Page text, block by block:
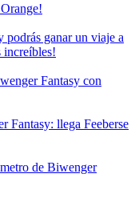
podrás ganar un viaje a
increíbles!
Fantasy con
Fantasy: llega Feeberse
de Biwenger